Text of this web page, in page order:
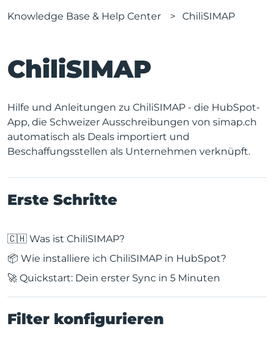
Knowledge Base & Help Center ChiliSIMAP
ChiliSIMAP
Hilfe und Anleitungen zu ChiliSIMAP - die HubSpot-
App, die Schweizer Ausschreibungen von simap.ch
automatisch als Deals importiert und
Beschaffungsstellen als Unternehmen verknüpft.
Erste Schritte
🇨🇭 Was ist ChiliSIMAP?
📦 Wie installiere ich ChiliSIMAP in HubSpot?
🚀 Quickstart: Dein erster Sync in 5 Minuten
Filter konfigurieren